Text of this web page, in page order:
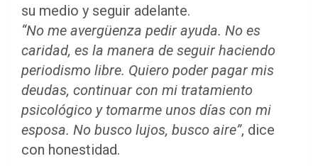
su medio y seguir adelante.
“No me avergüenza pedir ayuda. No es
caridad, es la manera de seguir haciendo
periodismo libre. Quiero poder pagar mis
deudas, continuar con mi tratamiento
psicológico y tomarme unos días con mi
esposa. No busco lujos, busco aire”, dice
con honestidad.